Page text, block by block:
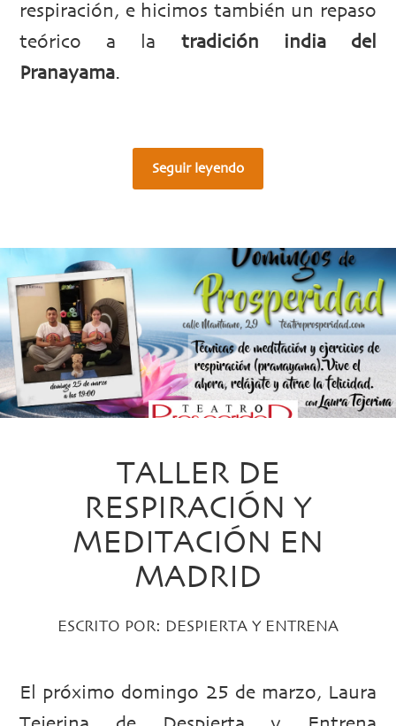
respiración, e hicimos también un repaso
teórico a la tradición india del
Pranayama.
Seguir leyendo
TALLER DE
RESPIRACIÓN Y
MEDITACIÓN EN
MADRID
ESCRITO POR: DESPIERTA Y ENTRENA
El próximo domingo 25 de marzo, Laura